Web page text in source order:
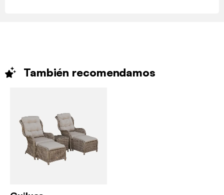
También recomendamos